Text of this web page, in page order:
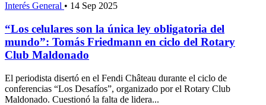
Interés General • 14 Sep 2025
“Los celulares son la única ley obligatoria del
mundo”: Tomás Friedmann en ciclo del Rotary
Club Maldonado
El periodista disertó en el Fendi Château durante el ciclo de
conferencias “Los Desafíos”, organizado por el Rotary Club
Maldonado. Cuestionó la falta de lidera...